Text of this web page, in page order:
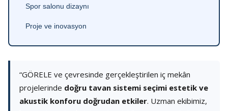
Spor salonu dizaynı
Proje ve inovasyon
“GÖRELE ve çevresinde gerçekleştirilen iç mekân
projelerinde doğru tavan sistemi seçimi estetik ve
akustik konforu doğrudan etkiler. Uzman ekibimiz,